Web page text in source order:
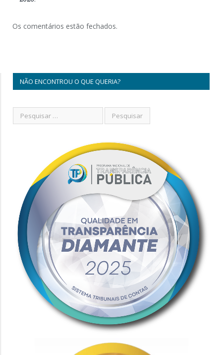
Os comentários estão fechados.
NÃO ENCONTROU O QUE QUERIA?